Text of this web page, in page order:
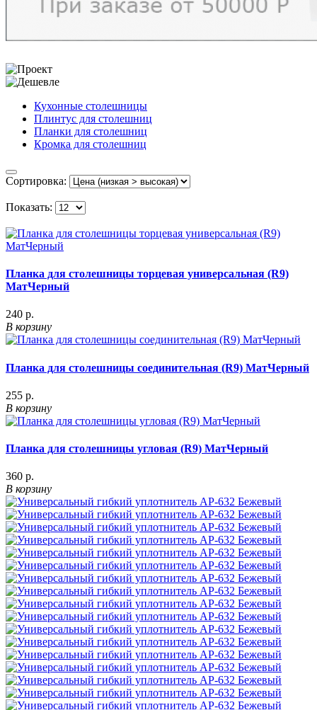
Кухонные столешницы
Плинтус для столешниц
Планки для столешниц
Кромка для столешниц
Сортировка:
Показать:
Планка для столешницы торцевая универсальная (R9)
МатЧерный
240 р.
В корзину
Планка для столешницы соединительная (R9) МатЧерный
255 р.
В корзину
Планка для столешницы угловая (R9) МатЧерный
360 р.
В корзину